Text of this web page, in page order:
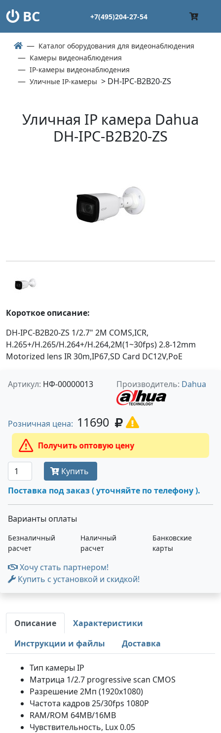
ВС +7(495)204-27-54
Каталог оборудования для видеонаблюдения
Камеры видеонаблюдения
IP-камеры видеонаблюдения
Уличные IP-камеры > DH-IPC-B2B20-ZS
Уличная IP камера Dahua
DH-IPC-B2B20-ZS
Короткое описание:
DH-IPC-B2B20-ZS 1/2.7" 2M COMS,ICR,
H.265+/H.265/H.264+/H.264,2M(1~30fps) 2.8-12mm
Motorized lens IR 30m,IP67,SD Card DC12V,PoE
Артикул: НФ-00000013 Производитель: Dahua
Розничная цена: 11690
Получить оптовую цену
Купить
Поставка под заказ ( уточняйте по телефону ).
Варианты оплаты
Безналичный
расчет
Наличный
расчет
Банковские
карты
Хочу стать партнером!
Купить с установкой и скидкой!
Описание
Характеристики
Инструкции и файлы
Доставка
Тип камеры IP
Матрица 1/2.7 progressive scan CMOS
Разрешение 2Мп (1920x1080)
Частота кадров 25/30fps 1080P
RAM/ROM 64MB/16MB
Чувствительность, Lux 0.05